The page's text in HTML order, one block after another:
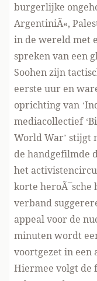
burgerlijke
ArgentiniÃ«,
in de wereld met
spreken van een
Soohen zijn
eerste uur en
oprichting van
mediacollectief
World War’ stijgt
de handgefilmde
het
korte heroÃ¯sche
verband
appeal voor de
minuten wordt
voortgezet in een
Hiermee volgt de